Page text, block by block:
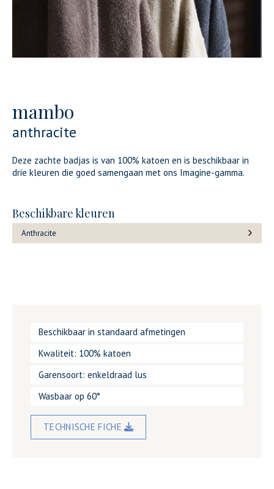
mambo
anthracite
Deze zachte badjas is van 100% katoen en is beschikbaar in
drie kleuren die goed samengaan met ons Imagine-gamma.
Beschikbare kleuren
Anthracite
Beschikbaar in standaard afmetingen
Kwaliteit: 100% katoen
Garensoort: enkeldraad lus
Wasbaar op 60°
TECHNISCHE FICHE